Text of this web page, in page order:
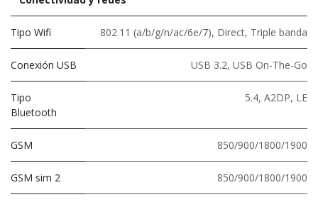
Tipo Wifi 802.11 (a/b/g/n/ac/6e/7), Direct, Triple banda
Conexión USB USB 3.2, USB On-The-Go
Tipo
Bluetooth
5.4, A2DP, LE
GSM 850/900/1800/1900
GSM sim 2 850/900/1800/1900